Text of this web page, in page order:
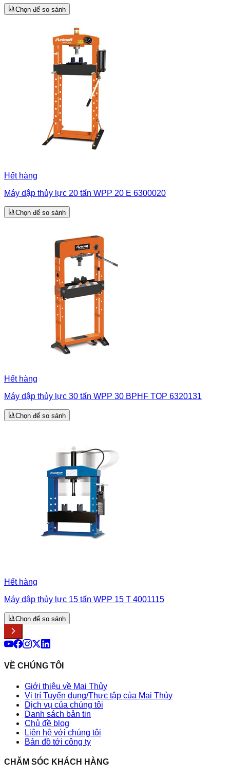
Chọn để so sánh
Hết hàng
Máy dập thủy lực 20 tấn WPP 20 E 6300020
Chọn để so sánh
Hết hàng
Máy dập thủy lực 30 tấn WPP 30 BPHF ​​TOP 6320131
Chọn để so sánh
Hết hàng
Máy dập thủy lực 15 tấn WPP 15 T 4001115
Chọn để so sánh
VỀ CHÚNG TÔI
Giới thiệu về Mai Thủy
Vị trí Tuyển dụng/Thực tập của Mai Thủy
Dịch vụ của chúng tôi
Danh sách bản tin
Chủ đề blog
Liên hệ với chúng tôi
Bản đồ tới công ty
CHĂM SÓC KHÁCH HÀNG